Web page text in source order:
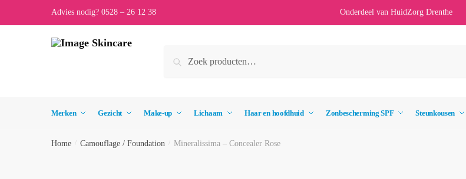
to
to
Advies nodig? 0528 – 26 12 38 Onderdeel van HuidZorg Drenthe
Zoeken
Merken Gezicht Make-up Lichaam Haar en hoofdhuid Zonbescherming SPF Steunkousen
Home Camouflage / Foundation Mineralissima – Concealer Rose